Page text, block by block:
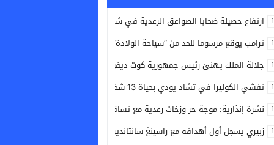
ارتفاع حصيلة ضحايا الصواعق الرعدية في شرق الهند إلى 20 قتيلا
ترامب يوقع مرسوما للحد من “سياحة الولادة” والحصول على الجنسية الأمريكية
جلالة الملك يهنئ رئيس جمهورية كوت ديفوار بمناسبة العيد الوطني لبلاده
تفشي الكوليرا في تشاد يودي بحياة 13 شخصا
نشرة إنذارية: موجة حر وزخات رعدية مع تساقط البرد وهبات رياح بعدد من
زبيري يسجل أول أهدافه مع راسينغ سانتاندير في التحضيرات للموسم الجديد